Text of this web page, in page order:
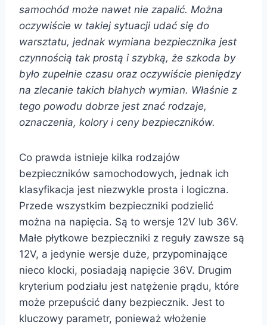
samochód może nawet nie zapalić. Można
oczywiście w takiej sytuacji udać się do
warsztatu, jednak wymiana bezpiecznika jest
czynnością tak prostą i szybką, że szkoda by
było zupełnie czasu oraz oczywiście pieniędzy
na zlecanie takich błahych wymian. Właśnie z
tego powodu dobrze jest znać rodzaje,
oznaczenia, kolory i ceny bezpieczników.
Co prawda istnieje kilka rodzajów
bezpieczników samochodowych, jednak ich
klasyfikacja jest niezwykle prosta i logiczna.
Przede wszystkim bezpieczniki podzielić
można na napięcia. Są to wersje 12V lub 36V.
Małe płytkowe bezpieczniki z reguły zawsze są
12V, a jedynie wersje duże, przypominające
nieco klocki, posiadają napięcie 36V. Drugim
kryterium podziału jest natężenie prądu, które
może przepuścić dany bezpiecznik. Jest to
kluczowy parametr, ponieważ włożenie